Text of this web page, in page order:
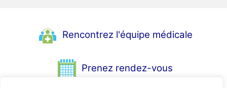
Rencontrez l'équipe médicale
Prenez rendez-vous